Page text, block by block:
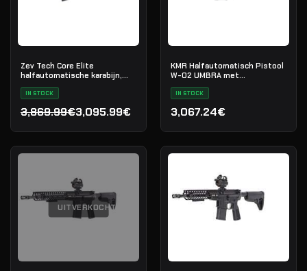
Zev Tech Core Elite
halfautomatische karabijn,
.223 Rem
IN STOCK
3,869.99€
Oorspronkelijke prijs was: 3,869.99€.
3,095.99€
Huidige prijs is: 3,095.99€.
KMR Halfautomatisch Pistool
W-02 UMBRA met
Schroefloop
IN STOCK
3,067.24€
UITVERKOCHT